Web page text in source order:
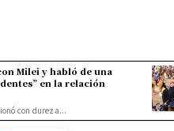
Milei y habló de una
en la relación
con dureza...